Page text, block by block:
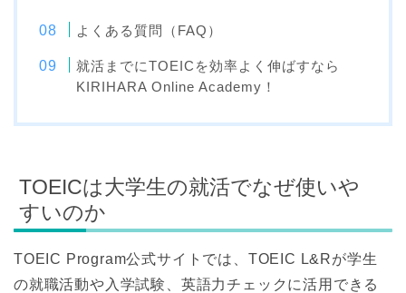
よくある質問（FAQ）
就活までにTOEICを効率よく伸ばすなら
KIRIHARA Online Academy！
TOEICは大学生の就活でなぜ使いや
すいのか
TOEIC Program公式サイトでは、TOEIC L&Rが学生
の就職活動や入学試験、英語力チェックに活用できる